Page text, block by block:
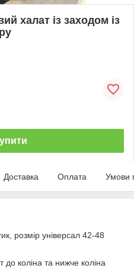
халат із заходом із
Доставка Оплата Умови
розмір універсал 42-48
коліна та нижче коліна